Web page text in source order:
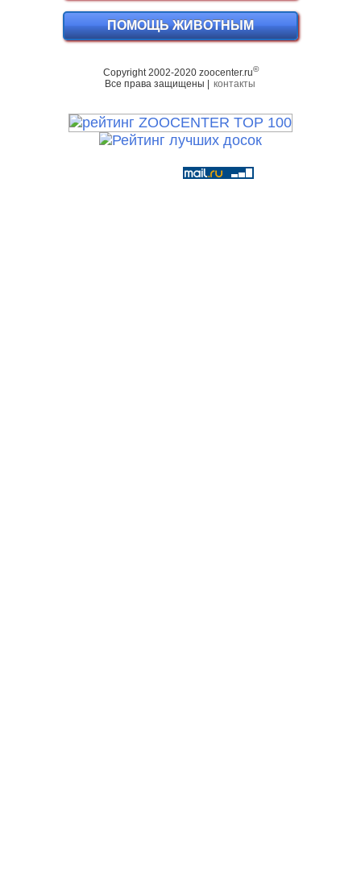
ПОМОЩЬ ЖИВОТНЫМ
Copyright 2002-2020 zoocenter.ru©
Все права защищены | контакты